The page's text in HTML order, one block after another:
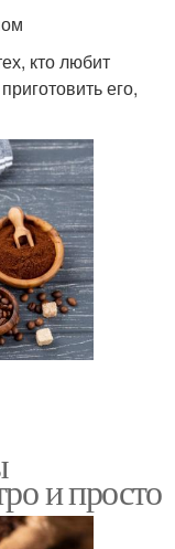
кто любит
его,
и просто